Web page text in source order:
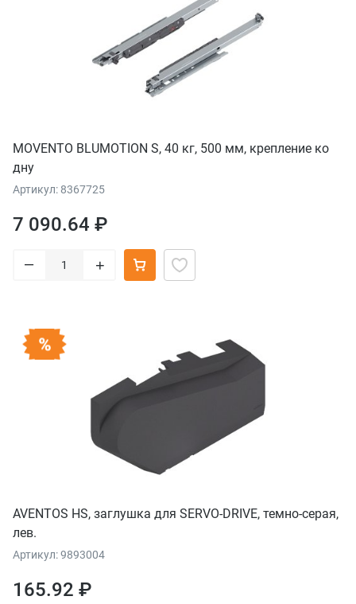
MOVENTO BLUMOTION S, 40 кг, 500 мм, крепление ко
дну
Артикул: 8367725
7 090.64 ₽
– +
AVENTOS HS, заглушка для SERVO-DRIVE, темно-серая,
лев.
Артикул: 9893004
165.92 ₽